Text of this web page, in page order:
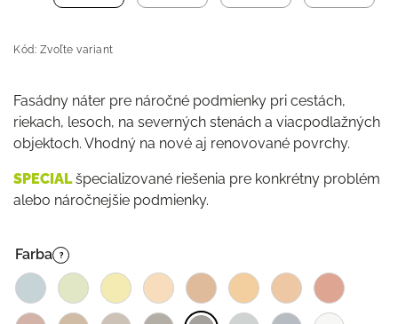
Kód: Zvoľte variant
Fasádny náter pre náročné podmienky pri cestách,
riekach, lesoch, na severných stenách a viacpodlažných
objektoch. Vhodný na nové aj renovované povrchy.
SPECIALšpecializované riešenia pre konkrétny problém
alebo náročnejšie podmienky.
Farba ?